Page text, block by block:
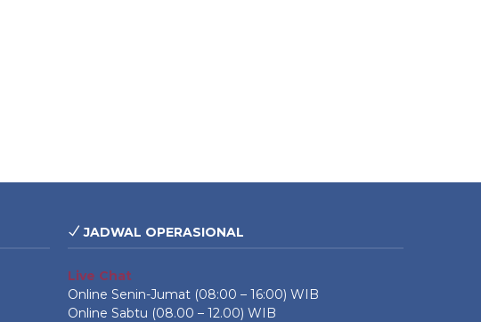
JADWAL OPERASIONAL
Live Chat
Online Senin-Jumat (08:00 – 16:00) WIB
Online Sabtu (08.00 – 12.00) WIB